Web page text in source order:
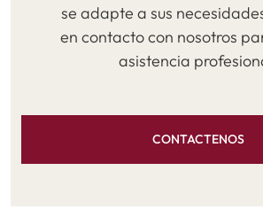
se adapte a sus
en contacto con nosotros
asistencia
CONTACTENOS